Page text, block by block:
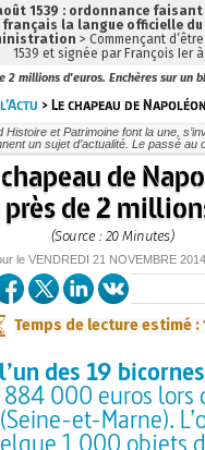
2 millions d'euros. Enchères sur un
> Le chapeau de
Histoire et Patrimoine font la une,
un sujet d’actualité. Le passé au
de
de 2
(Source : 20 Minutes)
le VENDREDI 21 NOVEMBRE 2014
Temps de lecture estimé :
l’un des 19
000 euros lors
et-Marne).
1 000 objets
1539 : ordonnance
français la langue officielle
> Commençant
1539 et signée par François Ier